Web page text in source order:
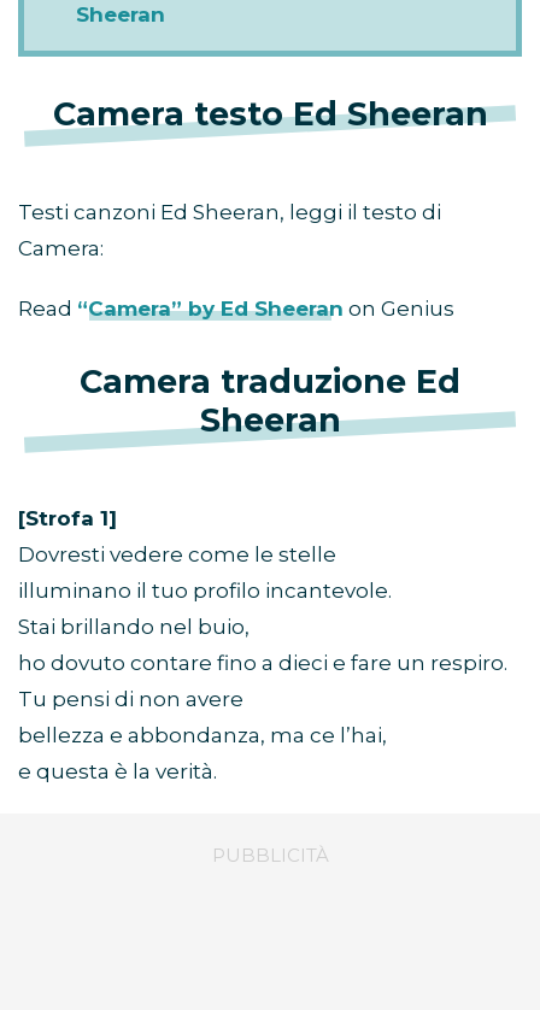
Sheeran
Camera testo Ed Sheeran
Testi canzoni Ed Sheeran, leggi il testo di
Camera:
Read “Camera” by Ed Sheeran on Genius
Camera traduzione Ed
Sheeran
[Strofa 1]
Dovresti vedere come le stelle
illuminano il tuo profilo incantevole.
Stai brillando nel buio,
ho dovuto contare fino a dieci e fare un respiro.
Tu pensi di non avere
bellezza e abbondanza, ma ce l’hai,
e questa è la verità.